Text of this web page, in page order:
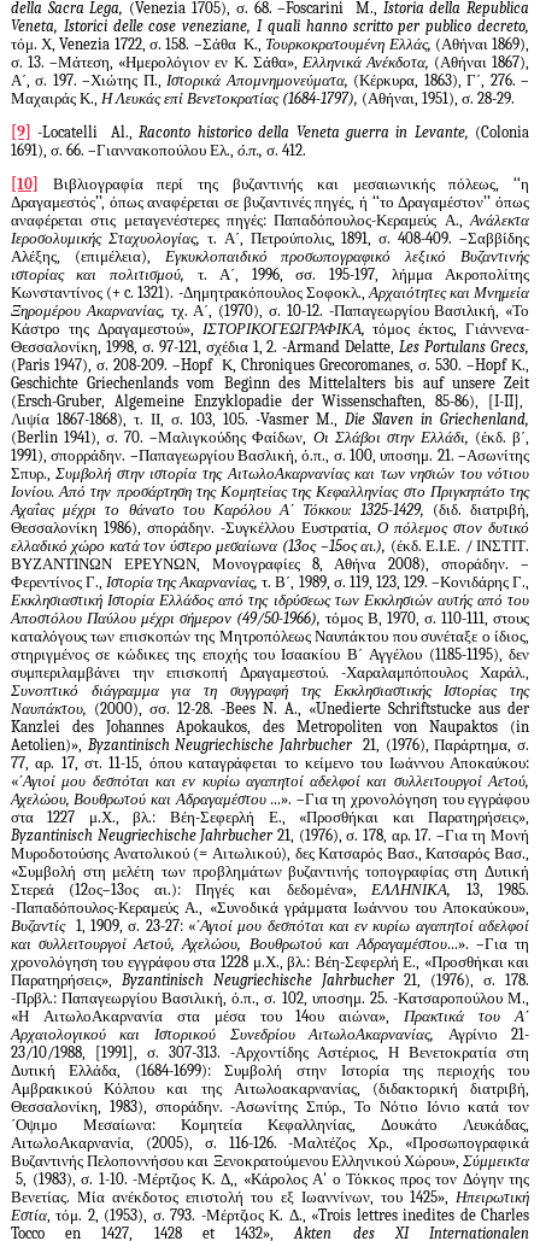
della Sacra Lega, (Venezia 1705), σ. 68. –Foscarini M., Istoria della Republica
Veneta, Istorici delle cose veneziane, I quali hanno scritto per publico decreto,
τόμ. Χ,Venezia 1722, σ. 158. –Σάθα Κ., Τουρκοκρατουμένη Ελλάς, (Αθήναι 1869),
σ. 13. –Μάτεση, «Ημερολόγιον εν Κ. Σάθα», Ελληνικά Ανέκδοτα, (Αθήναι 1867),
Α΄, σ. 197. –Χιώτης Π., Ιστορικά Απομνημονεύματα, (Κέρκυρα, 1863), Γ΄, 276. –
Μαχαιράς Κ., Η Λευκάς επί Βενετοκρατίας (1684-1797), (Αθήναι, 1951), σ. 28-29.
[9]
-Locatelli Al., Raconto historico della Veneta guerra in Levante, (Colonia
1691), σ. 66. –Γιαννακοπούλου Ελ., ό.π., σ. 412.
[10]
Βιβλιογραφία περί της βυζαντινής και μεσαιωνικής πόλεως, ‘‘η
Δραγαμεστός’’, όπως αναφέρεται σε βυζαντινές πηγές, ή ‘‘το Δραγαμέστον’’ όπως
αναφέρεται στις μεταγενέστερες πηγές: Παπαδόπουλος-Κεραμεύς Α.,Ανάλεκτα
Ιεροσολυμικής Σταχυολογίας, τ. Α΄, Πετρούπολις, 1891, σ. 408-409. –Σαββίδης
Αλέξης, (επιμέλεια), Εγκυκλοπαιδικό προσωπογραφικό λεξικό Βυζαντινής
ιστορίας και πολιτισμού, τ. Α΄, 1996, σσ. 195-197, λήμμα Ακροπολίτης
Κωνσταντίνος (+c. 1321). -Δημητρακόπουλος Σοφοκλ.,Αρχαιότητες και Μνημεία
Ξηρομέρου Ακαρνανίας, τχ. Α΄, (1970), σ. 10-12. -Παπαγεωργίου Βασιλική, «Το
Κάστρο της Δραγαμεστού», ΙΣΤΟΡΙΚΟΓΕΩΓΡΑΦΙΚΑ,τόμος έκτος, Γιάννενα-
Θεσσαλονίκη, 1998, σ. 97-121, σχέδια 1, 2. -Armand Delatte,Les Portulans Grecs,
(Paris1947), σ. 208-209. –HopfΚ,Chroniques Grecoromanes, σ. 530. –HopfΚ.,
Geschichte Griechenlands vom Beginn des Mittelalters bis auf unsere Zeit
(Ersch-Gruber, Algemeine Enzyklopadie der Wissenschaften, 85-86), [I-II],
Λιψία 1867-1868), τ. ΙΙ, σ. 103, 105. -Vasmer M.,Die Slaven in Griechenland,
(Berlin1941), σ. 70. –Μαλιγκούδης Φαίδων, Οι Σλάβοι στην Ελλάδι, (έκδ. β΄,
1991), σπορράδην. –Παπαγεωργίου Βασλική, ό.π., σ. 100, υποσημ. 21. –Ασωνίτης
Σπυρ.,Συμβολή στην ιστορία της ΑιτωλοΑκαρνανίας και των νησιών του νότιου
Ιονίου. Από την προσάρτηση της Κομητείας της Κεφαλληνίας στο Πριγκηπάτο της
Αχαΐας μέχρι το θάνατο του Καρόλου Α΄ Τόκκου: 1325-1429, (διδ. διατριβή,
Θεσσαλονίκη 1986), σποράδην. -Συγκέλλου Ευστρατία, Ο πόλεμος στον δυτικό
ελλαδικό χώρο κατά τον ύστερο μεσαίωνα (13ος –15ος αι.), (έκδ. Ε.Ι.Ε. / ΙΝΣΤΙΤ.
ΒΥΖΑΝΤΙΝΩΝ ΕΡΕΥΝΩΝ, Μονογραφίες 8, Αθήνα 2008), σποράδην. –
Φερεντίνος Γ.,Ιστορία της Ακαρνανίας,τ. Β΄, 1989, σ. 119, 123, 129. –Κονιδάρης Γ.,
Εκκλησιαστική Ιστορία Ελλάδος από της ιδρύσεως των Εκκλησιών αυτής από του
Αποστόλου Παύλου μέχρι σήμερον (49/50-1966),τόμος Β, 1970, σ. 110-111, στους
καταλόγους των επισκοπών της Μητροπόλεως Ναυπάκτου που συνέταξε ο ίδιος,
στηριγμένος σε κώδικες της εποχής του Ισαακίου Β΄ Αγγέλου (1185-1195), δεν
συμπεριλαμβάνει την επισκοπή Δραγαμεστού. -Χαραλαμπόπουλος Χαράλ.,
Συνοπτικό διάγραμμα για τη συγγραφή της Εκκλησιαστικής Ιστορίας της
Ναυπάκτου, (2000), σσ. 12-28. -Bees N.A., «Unedierte Schriftstucke aus der
Kanzlei des Johannes Apokaukos,des Metropoliten von Naupaktos (in
Aetolien)», Byzantinisch Neugriechische Jahrbucher21, (1976), Παράρτημα, σ.
77, αρ. 17, στ. 11-15, όπου καταγράφεται το κείμενο του Ιωάννου Αποκαύκου:
«΄Αγιοί μου δεσπόται και εν κυρίω αγαπητοί αδελφοί και συλλειτουργοί Αετού,
Αχελώου, Βουθρωτού και Αδραγαμέστου …». –Για τη χρονολόγηση του εγγράφου
στα 1227 μ.Χ., βλ.: Βέη-Σεφερλή Ε., «Προσθήκαι και Παρατηρήσεις»,
Byzantinisch Neugriechische Jahrbucher 21, (1976), σ. 178, αρ. 17. –Για τη Μονή
Μυροδοτούσης Ανατολικού (= Αιτωλικού), δες Κατσαρός Βασ., Κατσαρός Βασ.,
«Συμβολή στη μελέτη των προβλημάτων βυζαντινής τοπογραφίας στη Δυτική
Στερεά (12ος–13ος αι.): Πηγές και δεδομένα»,ΕΛΛΗΝΙΚΑ, 13, 1985.
-Παπαδόπουλος-Κεραμεύς Α., «Συνοδικά γράμματα Ιωάννου του Αποκαύκου»,
Βυζαντίς 1, 1909, σ. 23-27: «΄Αγιοί μου δεσπόται και εν κυρίω αγαπητοί αδελφοί
και συλλειτουργοί Αετού, Αχελώου, Βουθρωτού και Αδραγαμέστου…». –Για τη
χρονολόγηση του εγγράφου στα 1228 μ.Χ., βλ.: Βέη-Σεφερλή Ε., «Προσθήκαι και
Παρατηρήσεις», Byzantinisch Neugriechische Jahrbucher21, (1976), σ. 178.
-Πρβλ.: Παπαγεωργίου Βασιλική, ό.π., σ. 102, υποσημ. 25. -Κατσαροπούλου Μ.,
«Η ΑιτωλοΑκαρνανία στα μέσα του 14ου αιώνα»,Πρακτικά του Α΄
Αρχαιολογικού και Ιστορικού Συνεδρίου ΑιτωλοΑκαρνανίας, Αγρίνιο 21-
23/10/1988, [1991], σ. 307-313. -Αρχοντίδης Αστέριος, Η Βενετοκρατία στη
Δυτική Ελλάδα, (1684-1699): Συμβολή στην Ιστορία της περιοχής του
Αμβρακικού Κόλπου και της Αιτωλοακαρνανίας, (διδακτορική διατριβή,
Θεσσαλονίκη, 1983), σποράδην. -Ασωνίτης Σπύρ., Το Νότιο Ιόνιο κατά τον
΄Οψιμο Μεσαίωνα: Κομητεία Κεφαλληνίας, Δουκάτο Λευκάδας,
ΑιτωλοΑκαρνανία, (2005), σ. 116-126. -Μαλτέζος Χρ., «Προσωπογραφικά
Βυζαντινής Πελοποννήσου και Ξενοκρατούμενου Ελληνικού Χώρου»,Σύμμεικτα
5, (1983), σ. 1-10. -Μέρτζιος Κ. Δ,, «Κάρολος Α' ο Τόκκος προς τον Δόγην της
Βενετίας. Μία ανέκδοτος επι­στολή του εξ Ιωαννίνων, του 1425»,Ηπειρωτική
Εστία, τόμ. 2, (1953), σ. 793. -Μέρτζιος Κ. Δ., «Trois lettres inedites de Charles
Tocco en 1427, 1428 et1432»,Akten des XI Internationalen